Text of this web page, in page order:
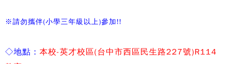
※請勿攜伴(小學三年級以上)參加!!
◇地點： 本校-英才校區(台中市西區民生路227號)R114